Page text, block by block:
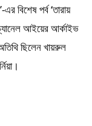
বিশেষ পর্ব ‘তারায়
আইয়ের আর্কাইভ
ছিলেন খায়রুল